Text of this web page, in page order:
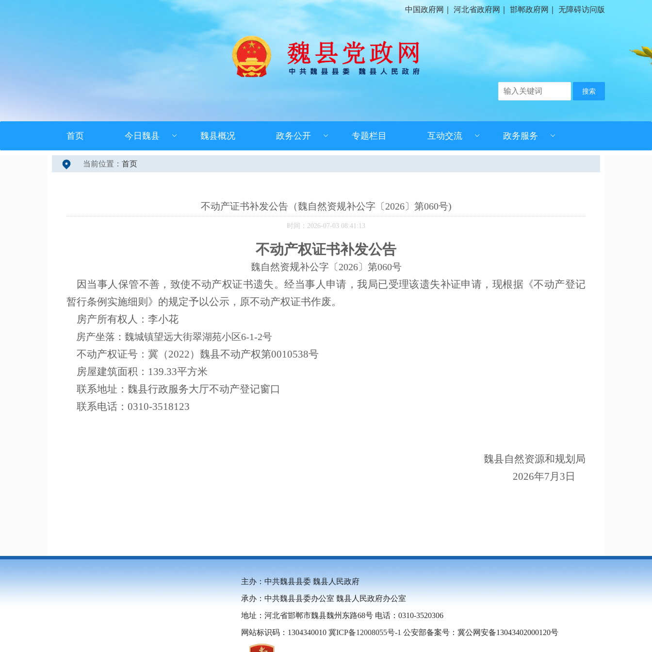
中国政府网 河北省政府网 邯郸政府网 无障碍访问版
搜索
首页 今日魏县 魏县概况 政务公开 专题栏目 互动交流 政务服务
当前位置： 首页
不动产证书补发公告（魏自然资规补公字〔2026〕第060号)
时间：2026-07-03 08:41:13
不动产权证书补发公告
魏自然资规补公字〔 2026〕第060号
因当事人保管不善，致使不动产权证书遗失。经当事人申请，我局已受理该遗失补证申请，现根据《不动产登记
暂行条例实施细则》的规定予以公示，原不动产权证书作废。
房产所有权人：李小花
房产坐落：魏城镇望远大街翠湖苑小区6-1-2号
不动产权证号：冀（2022）魏县不动产权第0010538号
房屋建筑面积： 139.33平方米
联系地址：魏县行政服务大厅不动产登记窗口
联系电话： 0310-3518123
魏县自然资源和规划局
2026年7月3日
主办：中共魏县县委 魏县人民政府
承办：中共魏县县委办公室 魏县人民政府办公室
地址：河北省邯郸市魏县魏州东路68号 电话：0310-3520306
网站标识码：1304340010 冀ICP备12008055号-1 公安部备案号：冀公网安备13043402000120号